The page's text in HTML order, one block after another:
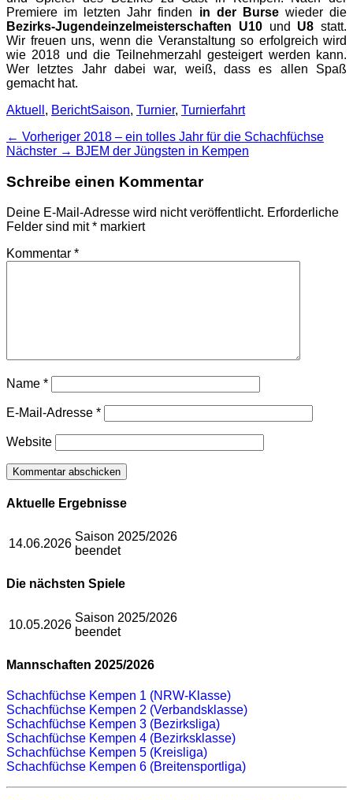
Premiere im letzten Jahr finden in der Bursewieder die
Bezirks-Jugendeinzelmeisterschaften U10und U8 statt.
Wir freuen uns, wenn die Veranstaltung so erfolgreich wird
wie 2018 und die Teilnehmerzahl gesteigert werden kann.
Wer letztes Jahr dabei war, weiß, dass es allen Spaß
gemacht hat.
Kategorien
Aktuell , BerichtSchlagworte
Saison, Turnier, Turnierfahrt
Beitragsnavigation
← Vorheriger Vorheriger
Beitrag:
2018 – ein tolles Jahr für die Schachfüchse
Nächster → Nächster
BJEM der Jüngsten in Kempen
Schreibe einen Kommentar
Deine E-Mail-Adresse wird nicht veröffentlicht. Erforderliche
Felder sind mit* markiert
Kommentar *
Name *
E-Mail-Adresse *
Website
Aktuelle Ergebnisse
14.06.2026
Saison 2025/2026
beendet
Die nächsten Spiele
10.05.2026
Saison 2025/2026
beendet
Mannschaften 2025/2026
Schachfüchse Kempen 1 (NRW-Klasse)
Schachfüchse Kempen 2 (Verbandsklasse)
Schachfüchse Kempen 3 (Bezirksliga)
Schachfüchse Kempen 4 (Bezirksklasse)
Schachfüchse Kempen 5 (Kreisliga)
Schachfüchse Kempen 6 (Breitensportliga)